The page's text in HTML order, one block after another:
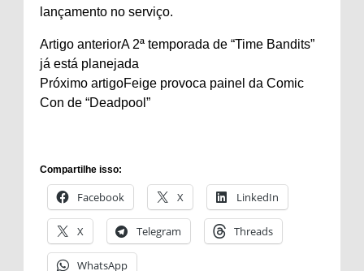
lançamento no serviço.
Artigo anteriorA 2ª temporada de “Time Bandits”
já está planejada
Próximo artigoFeige provoca painel da Comic
Con de “Deadpool”
Compartilhe isso:
Facebook X LinkedIn
X Telegram Threads
WhatsApp